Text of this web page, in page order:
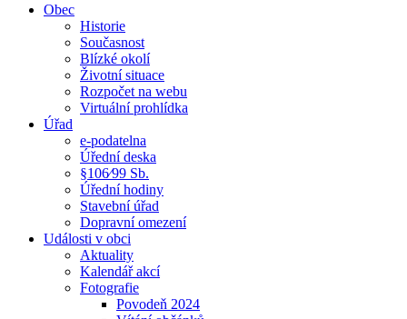
Obec
Historie
Současnost
Blízké okolí
Životní situace
Rozpočet na webu
Virtuální prohlídka
Úřad
e-podatelna
Úřední deska
§106⁄99 Sb.
Úřední hodiny
Stavební úřad
Dopravní omezení
Události v obci
Aktuality
Kalendář akcí
Fotografie
Povodeň 2024